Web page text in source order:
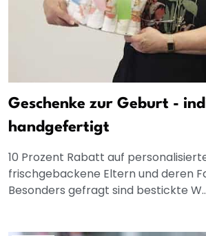
Geschenke zur Geburt -
handgefertigt
10 Prozent Rabatt auf
frischgebackene Eltern und deren
Besonders gefragt sind bestickte